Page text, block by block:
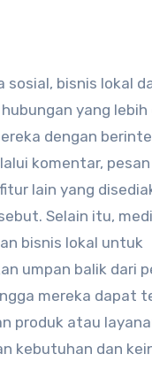
sosial, bisnis lokal
yang
dengan
komentar,
lain yang
Selain itu,
bisnis lokal untuk
umpan balik dari
mereka dapat
produk atau
kebutuhan dan